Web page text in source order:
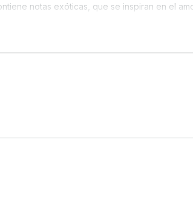
notas exóticas, que se inspiran en el
de sus notas dulces aquellos recuerdos de